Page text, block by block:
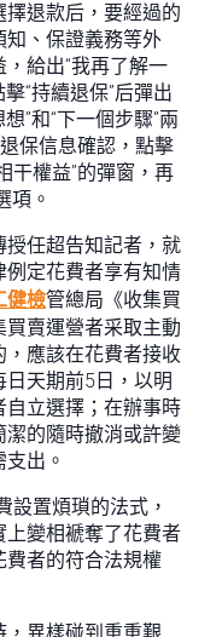
退款后，要經過的
知、保證義務等外
給出“我再了解一
“持續退保”后彈出
”和“下一個步驟”兩
保信息確認，點擊
干權益”的彈窗，再
項。
任超告知記者，就
定花費者享有知情
健檢管總局《收集買
賣運營者采取主動
應該在花費者接收
天期前5日，以明
立選擇；在辦事時
的隨時撤消或許變
出。
設置煩瑣的法式，
變相褫奪了花費者
費者的符合法規權